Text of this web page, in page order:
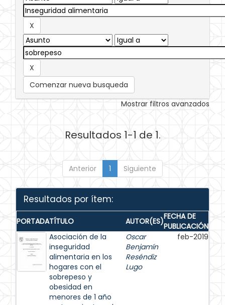
Comenzar nueva busqueda
Mostrar filtros avanzados
Resultados 1-1 de 1.
Anterior 1 Siguiente
Resultados por ítem:
PORTADATÍTULO AUTOR(ES)FECHA DE
PUBLICACIÓN
Asociación de la
inseguridad
alimentaria en los
hogares con el
sobrepeso y
obesidad en
menores de 1 año
Oscar
Benjamín
Reséndiz
Lugo
feb-2019